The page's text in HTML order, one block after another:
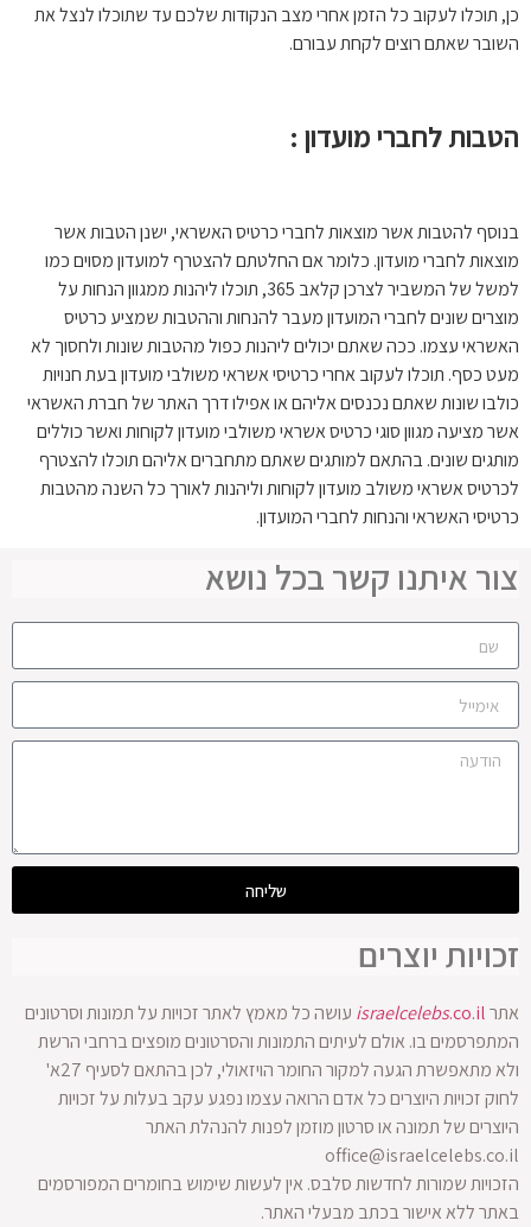
כן, תוכלו לעקוב כל הזמן אחרי מצב הנקודות שלכם עד שתוכלו לנצל את
השובר שאתם רוצים לקחת עבורם.
הטבות לחברי מועדון :
בנוסף להטבות אשר מוצאות לחברי כרטיס האשראי, ישנן הטבות אשר
מוצאות לחברי מועדון. כלומר אם החלטתם להצטרף למועדון מסוים כמו
למשל של המשביר לצרכן קלאב 365, תוכלו ליהנות ממגוון הנחות על
מוצרים שונים לחברי המועדון מעבר להנחות וההטבות שמציע כרטיס
האשראי עצמו. ככה שאתם יכולים ליהנות כפול מהטבות שונות ולחסוך לא
מעט כסף. תוכלו לעקוב אחרי כרטיסי אשראי משולבי מועדון בעת חנויות
כולבו שונות שאתם נכנסים אליהם או אפילו דרך האתר של חברת האשראי
אשר מציעה מגוון סוגי כרטיס אשראי משולבי מועדון לקוחות ואשר כוללים
מותגים שונים. בהתאם למותגים שאתם מתחברים אליהם תוכלו להצטרף
לכרטיס אשראי משולב מועדון לקוחות וליהנות לאורך כל השנה מהטבות
כרטיסי האשראי והנחות לחברי המועדון.
צור איתנו קשר בכל נושא
שליחה
זכויות יוצרים
אתר israelcelebs.co.il
עושה כל מאמץ לאתר זכויות על תמונות וסרטונים
המתפרסמים בו. אולם לעיתים התמונות והסרטונים מופצים ברחבי הרשת
ולא מתאפשרת הגעה למקור החומר הויזאולי, לכן בהתאם לסעיף 27א'
לחוק זכויות היוצרים כל אדם הרואה עצמו נפגע עקב בעלות על זכויות
היוצרים של תמונה או סרטון מוזמן לפנות להנהלת האתר
office@israelcelebs.co.il
הזכויות שמורות לחדשות סלבס. אין לעשות שימוש בחומרים המפורסמים
באתר ללא אישור בכתב מבעלי האתר.